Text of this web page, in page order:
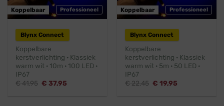
Professioneel
Koppelbaar
Blynx Connect
Koppelbare
kerstverlichting · Klassiek
warm wit · 10m · 100 LED ·
IP67
€41,95 Oorspronkelijke
€ 37,95
Professioneel
Koppelbaar
Blynx Connect
Koppelbare
kerstverlichting · Klassiek
warm wit · 5m · 50 LED ·
IP67
€22,45 Oorspronkelijke
€ 19,95